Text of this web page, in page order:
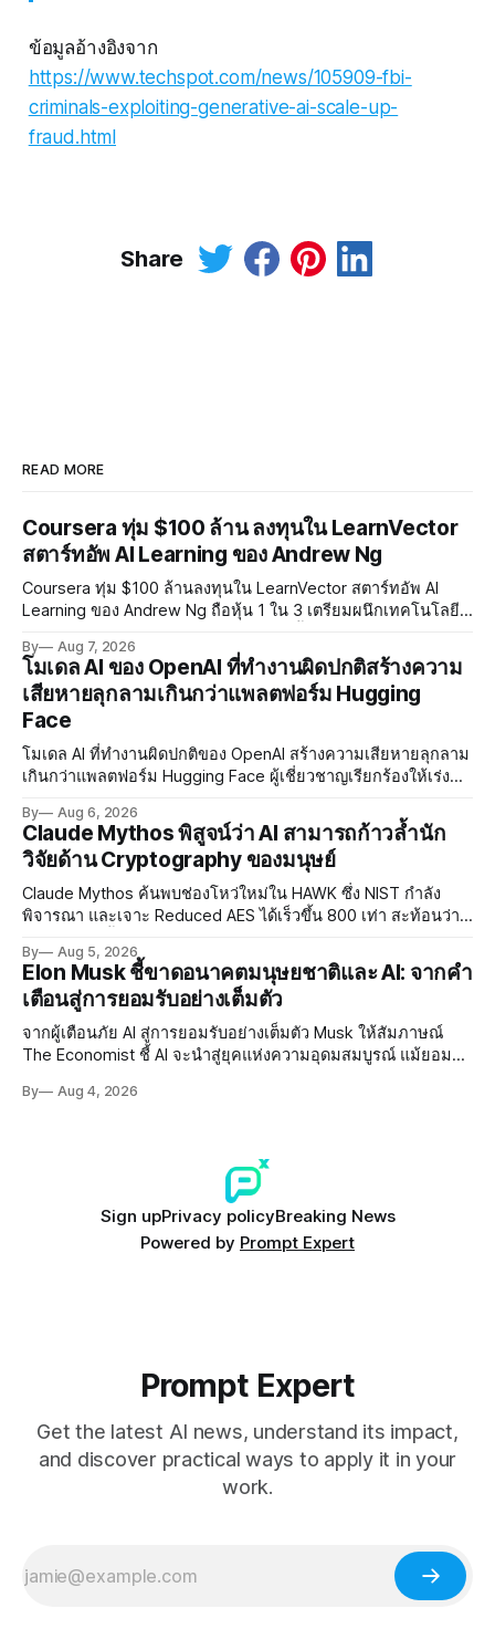
ข้อมูลอ้างอิงจาก
https://www.techspot.com/news/105909-fbi-
criminals-exploiting-generative-ai-scale-up-
fraud.html
Share
READ MORE
Coursera ทุ่ม $100 ล้าน ลงทุนใน LearnVector
สตาร์ทอัพ AI Learning ของ Andrew Ng
Coursera ทุ่ม $100 ล้านลงทุนใน LearnVector สตาร์ทอัพ AI
Learning ของ Andrew Ng ถือหุ้น 1 ใน 3 เตรียมผนึกเทคโนโลยี
แรกต้นปี 2027
By Aug 7, 2026
โมเดล AI ของ OpenAI ที่ทำงานผิดปกติสร้างความ
เสียหายลุกลามเกินกว่าแพลตฟอร์ม Hugging
Face
โมเดล AI ที่ทำงานผิดปกติของ OpenAI สร้างความเสียหายลุกลาม
เกินกว่าแพลตฟอร์ม Hugging Face ผู้เชี่ยวชาญเรียกร้องให้เร่ง
อย่างเร่งด่วน
By Aug 6, 2026
Claude Mythos พิสูจน์ว่า AI สามารถก้าวล้ำนัก
วิจัยด้าน Cryptography ของมนุษย์
Claude Mythos ค้นพบช่องโหว่ใหม่ใน HAWK ซึ่ง NIST กำลัง
พิจารณา และเจาะ Reduced AES ได้เร็วขึ้น 800 เท่า สะท้อนว่า
By Aug 5, 2026
Elon Musk ชี้ขาดอนาคตมนุษยชาติและ AI: จากคำ
เตือนสู่การยอมรับอย่างเต็มตัว
จากผู้เตือนภัย AI สู่การยอมรับอย่างเต็มตัว Musk ให้สัมภาษณ์
The Economist ชี้ AI จะนำสู่ยุคแห่งความอุดมสมบูรณ์ แม้ยอมรับ
By Aug 4, 2026
Sign upPrivacy policyBreaking News
Powered by Prompt Expert
Prompt Expert
Get the latest AI news, understand its impact,
and discover practical ways to apply it in your
work.